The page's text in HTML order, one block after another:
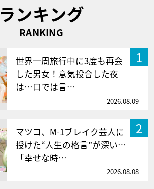
ランキング
RANKING
1
世界一周旅行中に3度も再会
した男女！意気投合した夜
は…口では言…
2026.08.09
2
マツコ、M-1ブレイク芸人に
授けた“人生の格言”が深い…
「幸せな時…
2026.08.08